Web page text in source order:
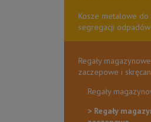
Kosze metalowe do
segregacji
Regały
zaczepowe i
Regały
Regały